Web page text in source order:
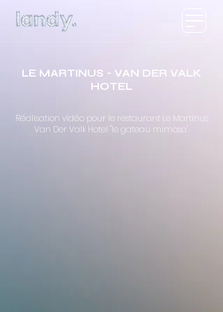
LE MARTINUS - VAN DER VALK
HOTEL
Réalisation vidéo pour le restaurant Le Martinus
Van Der Valk Hotel "le gateau mimosa".